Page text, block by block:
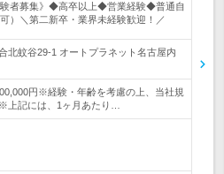
験者募集》◆高卒以上◆営業経験◆普通自
）＼第二新卒・業界未経験歓迎！／
北蚊谷29-1 オートプラネット名古屋内
円※経験・年齢を考慮の上、当社規
上記には、1ヶ月あたり…